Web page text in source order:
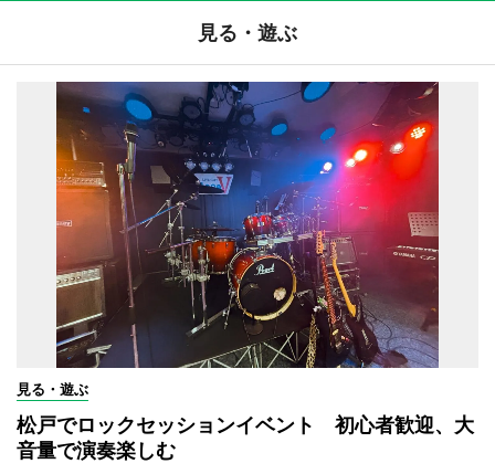
見る・遊ぶ
見る・遊ぶ
松戸でロックセッションイベント 初心者歓迎、大
音量で演奏楽しむ